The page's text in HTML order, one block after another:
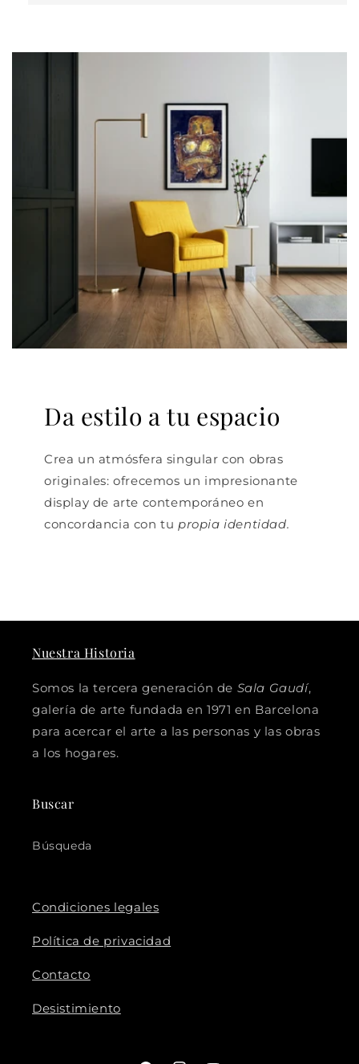
Da estilo a tu espacio
Crea un atmósfera singular con obras
originales: ofrecemos un impresionante
display de arte contemporáneo en
concordancia con tu propia identidad.
Nuestra Historia
Somos la tercera generación de Sala Gaudí,
galería de arte fundada en 1971 en Barcelona
para acercar el arte a las personas y las obras
a los hogares.
Buscar
Búsqueda
Condiciones legales
Política de privacidad
Contacto
Desistimiento